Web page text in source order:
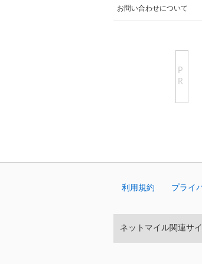
お問い合わせについて
P
R
利用規約 プライ
ネットマイル関連サ